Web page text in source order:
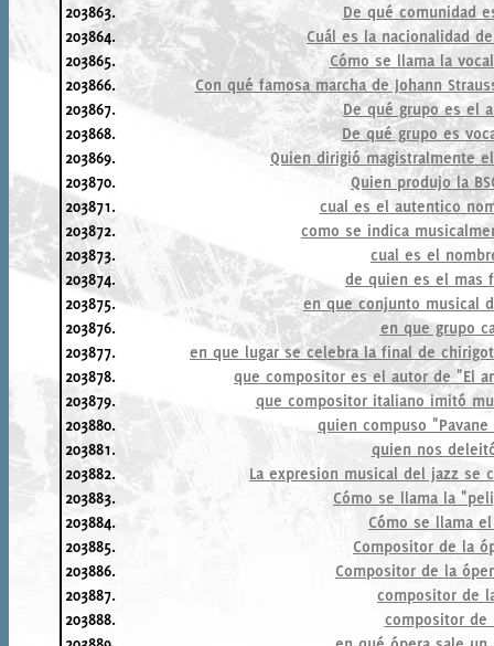
203863.
De qué comunidad
203864.
Cuál es la nacionalidad
203865.
Cómo se llama la
203866.
Con qué famosa marcha de Johann
203867.
De qué grupo es el
203868.
De qué grupo es
203869.
Quien dirigió magistralmente
203870.
Quien produjo la
203871.
cual es el autentico
203872.
como se indica
203873.
cual es el
203874.
de quien es el mas
203875.
en que conjunto musical
203876.
en que grupo
203877.
en que lugar se celebra la final de
203878.
que compositor es el autor de "El
203879.
que compositor italiano imitó
203880.
quien compuso
203881.
quien nos
203882.
La expresion musical del jazz se
203883.
Cómo se llama la
203884.
Cómo se llama
203885.
Compositor de la
203886.
Compositor de la
203887.
compositor de
203888.
compositor de